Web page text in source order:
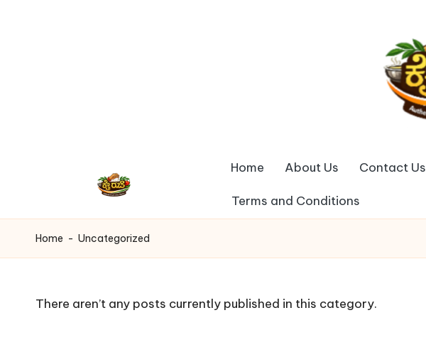
k
a
r
Home About Us Contact Us
Terms and Conditions
Home - Uncategorized
There aren’t any posts currently published in this category.